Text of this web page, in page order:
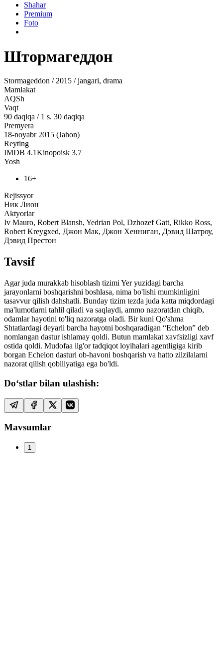
Shahar
Premium
Foto
Штормагеддон
Stormageddon / 2015 / jangari, drama
Mamlakat
AQSh
Vaqt
90 daqiqa / 1 s. 30 daqiqa
Premyera
18-noyabr 2015 (Jahon)
Reyting
IMDB 4.1Kinopoisk 3.7
Yosh
16+
Rejissyor
Ник Лион
Aktyorlar
Iv Mauro, Robert Blansh, Yedrian Pol, Dzhozef Gatt, Rikko Ross,
Robert Kreygxed, Джон Мак, Джон Хенниган, Дэвид Шатроу,
Дэвид Престон
Tavsif
Agar juda murakkab hisoblash tizimi Yer yuzidagi barcha
jarayonlarni boshqarishni boshlasa, nima bo'lishi mumkinligini
tasavvur qilish dahshatli. Bunday tizim tezda juda katta miqdordagi
ma'lumotlarni tahlil qiladi va saqlaydi, ammo nazoratdan chiqib,
odamlar hayotini to'liq nazoratga oladi. Bir kuni Qo'shma
Shtatlardagi deyarli barcha hayotni boshqaradigan “Echelon” deb
nomlangan dastur ishlamay qoldi. Butun mamlakat xavfsizligi xavf
ostida qoldi. Mudofaa ilg'or tadqiqot loyihalari agentligiga kirib
borgan Echelon dasturi ob-havoni boshqarish va hatto zilzilalarni
nazorat qilish qobiliyatiga ega bo'ldi.
Do‘stlar bilan ulashish:
Mavsumlar
1